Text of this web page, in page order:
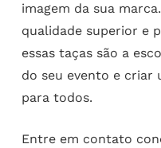
imagem da sua
qualidade superior e
essas taças são a
do seu evento e criar
para todos.
Entre em contato